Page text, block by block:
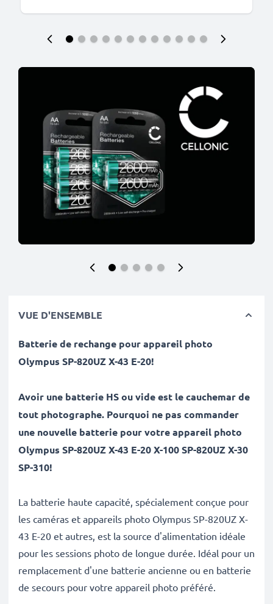
VUE D'ENSEMBLE
Batterie de rechange pour appareil photo
Olympus SP-820UZ X-43 E-20!
Avoir une batterie HS ou vide est le cauchemar de
tout photographe. Pourquoi ne pas commander
une nouvelle batterie pour votre appareil photo
Olympus SP-820UZ X-43 E-20 X-100 SP-820UZ X-30
SP-310!
La batterie haute capacité, spécialement conçue pour
les caméras et appareils photo Olympus SP-820UZ X-
43 E-20 et autres, est la source d'alimentation idéale
pour les sessions photo de longue durée. Idéal pour un
remplacement d'une batterie ancienne ou en batterie
de secours pour votre appareil photo préféré.